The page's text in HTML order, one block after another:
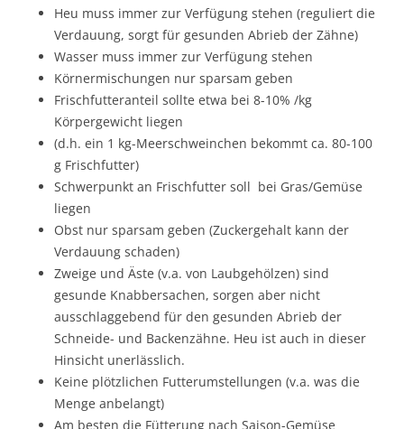
Heu muss immer zur Verfügung stehen (reguliert die
Verdauung, sorgt für gesunden Abrieb der Zähne)
Wasser muss immer zur Verfügung stehen
Körnermischungen nur sparsam geben
Frischfutteranteil sollte etwa bei 8-10% /kg
Körpergewicht liegen
(d.h. ein 1 kg-Meerschweinchen bekommt ca. 80-100
g Frischfutter)
Schwerpunkt an Frischfutter soll bei Gras/Gemüse
liegen
Obst nur sparsam geben (Zuckergehalt kann der
Verdauung schaden)
Zweige und Äste (v.a. von Laubgehölzen) sind
gesunde Knabbersachen, sorgen aber nicht
ausschlaggebend für den gesunden Abrieb der
Schneide- und Backenzähne. Heu ist auch in dieser
Hinsicht unerlässlich.
Keine plötzlichen Futterumstellungen (v.a. was die
Menge anbelangt)
Am besten die Fütterung nach Saison-Gemüse